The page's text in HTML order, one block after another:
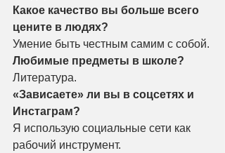
Какое качество вы больше всего
цените в людях?
Умение быть честным самим с собой.
Любимые предметы в школе?
Литература.
«Зависаете» ли вы в соцсетях и
Инстаграм?
Я использую социальные сети как
рабочий инструмент.